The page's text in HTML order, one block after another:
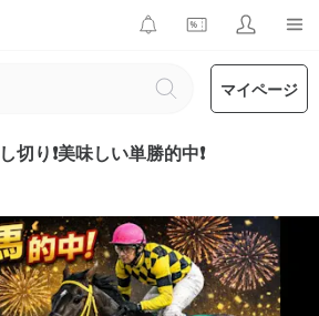
マイページ
切り❗️美味しい単勝的中❗️